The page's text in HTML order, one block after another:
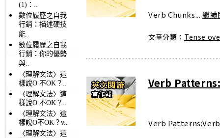
(1)：..
數位履歷之自我
行銷：描述硬技
能..
數位履歷之自我
行銷：你的優勢
與..
〈理解文法〉這
樣說O 不OK？..
〈理解文法〉這
樣說O 不OK？..
〈理解文法〉這
樣說O不OK？v..
〈理解文法〉這
Verb Chunks... 繼續
文章分類： Tense
Verb
Verb